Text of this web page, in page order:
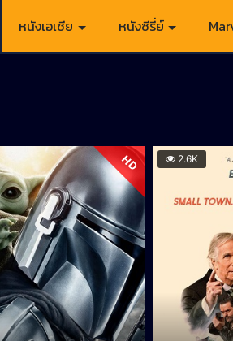
หนังเอเชีย หนังซีรี่ย์
HD 2.6K